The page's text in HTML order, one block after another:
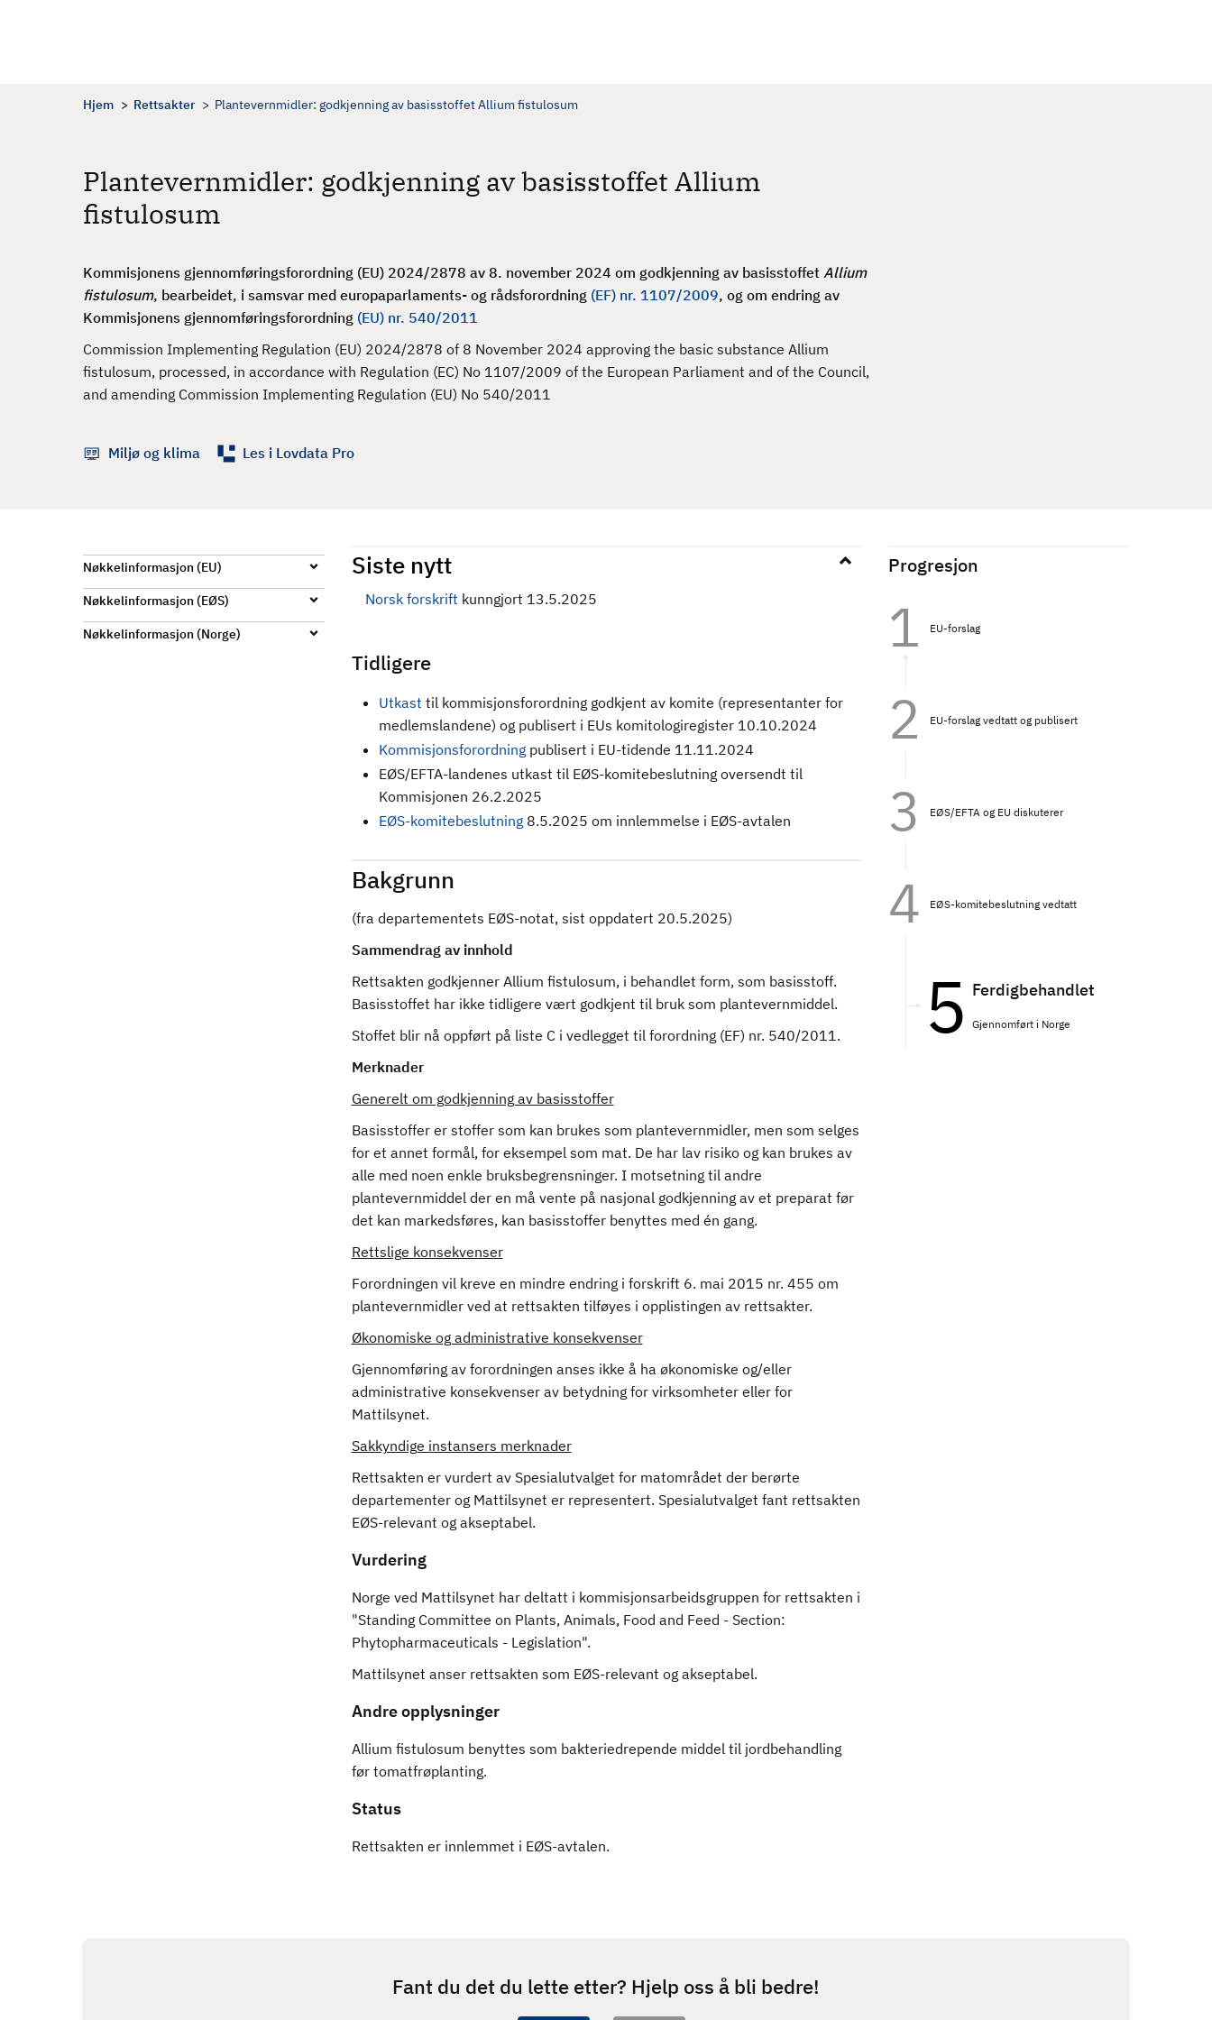
Hjem Rettsakter Plantevernmidler: godkjenning av basisstoffet Allium fistulosum
Plantevernmidler: godkjenning av basisstoffet Allium
fistulosum
Kommisjonens gjennomføringsforordning (EU) 2024/2878 av 8. november 2024 om godkjenning av basisstoffet Allium
fistulosum, bearbeidet, i samsvar med europaparlaments- og rådsforordning (EF) nr. 1107/2009, og om endring av
Kommisjonens gjennomføringsforordning (EU) nr. 540/2011
Commission Implementing Regulation (EU) 2024/2878 of 8 November 2024 approving the basic substance Allium
fistulosum, processed, in accordance with Regulation (EC) No 1107/2009 of the European Parliament and of the Council,
and amending Commission Implementing Regulation (EU) No 540/2011
Miljø og klima Les i Lovdata Pro
Nøkkelinformasjon (EU)
Nøkkelinformasjon (EØS)
Nøkkelinformasjon (Norge)
Siste nytt
Norsk forskrift kunngjort 13.5.2025
Tidligere
Utkast til kommisjonsforordning godkjent av komite (representanter for
medlemslandene) og publisert i EUs komitologiregister 10.10.2024
Kommisjonsforordning publisert i EU-tidende 11.11.2024
EØS/EFTA-landenes utkast til EØS-komitebeslutning oversendt til
Kommisjonen 26.2.2025
EØS-komitebeslutning8.5.2025 om innlemmelse i EØS-avtalen
Bakgrunn
(fra departementets EØS-notat, sist oppdatert 20.5.2025)
Sammendrag av innhold
Rettsakten godkjenner Allium fistulosum, i behandlet form, som basisstoff.
Basisstoffet har ikke tidligere vært godkjent til bruk som plantevernmiddel.
Stoffet blir nå oppført på liste C i vedlegget til forordning (EF) nr. 540/2011.
Merknader
Generelt om godkjenning av basisstoffer
Basisstoffer er stoffer som kan brukes som plantevernmidler, men som selges
for et annet formål, for eksempel som mat. De har lav risiko og kan brukes av
alle med noen enkle bruksbegrensninger. I motsetning til andre
plantevernmiddel der en må vente på nasjonal godkjenning av et preparat før
det kan markedsføres, kan basisstoffer benyttes med én gang.
Rettslige konsekvenser
Forordningen vil kreve en mindre endring i forskrift 6. mai 2015 nr. 455 om
plantevernmidler ved at rettsakten tilføyes i opplistingen av rettsakter.
Økonomiske og administrative konsekvenser
Gjennomføring av forordningen anses ikke å ha økonomiske og/eller
administrative konsekvenser av betydning for virksomheter eller for
Mattilsynet.
Sakkyndige instansers merknader
Rettsakten er vurdert av Spesialutvalget for matområdet der berørte
departementer og Mattilsynet er representert. Spesialutvalget fant rettsakten
EØS-relevant og akseptabel.
Vurdering
Norge ved Mattilsynet har deltatt i kommisjonsarbeidsgruppen for rettsakten i
"Standing Committee on Plants, Animals, Food and Feed - Section:
Phytopharmaceuticals - Legislation".
Mattilsynet anser rettsakten som EØS-relevant og akseptabel.
Andre opplysninger
Allium fistulosum benyttes som bakteriedrepende middel til jordbehandling
før tomatfrøplanting.
Status
Rettsakten er innlemmet i EØS-avtalen.
Progresjon
EU-forslag
EU-forslag vedtatt og publisert
EØS/EFTA og EU diskuterer
EØS-komitebeslutning vedtatt
Ferdigbehandlet
Gjennomført i Norge
Fant du det du lette etter? Hjelp oss å bli bedre!